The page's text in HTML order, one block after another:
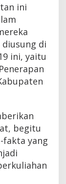
ini
diusung di
ini, yaitu
begitu
yang